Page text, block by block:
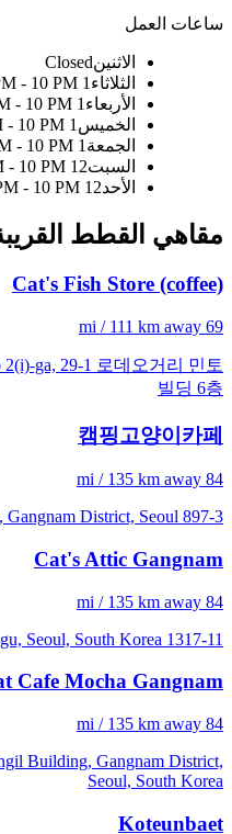
ساعات العمل
الاثنينClosed
الثلاثاء 1 PM - 10 PM
الأربعاء 1 PM - 10 PM
الخميس 1 PM - 10 PM
الجمعة 1 PM - 10 PM
السبت12 PM - 10 PM
الأحد12 PM - 10 PM
مقاهي القطط
Cat's Fish Store (coffee)
69 mi / 111 km away
2(i)-ga, 29-1 로데오거리 민토
빌딩 6층
캠핑고양이카페
84 mi / 135 km away
897-3 Daechi-dong, Gangnam District, Seoul
Cat's Attic Gangnam
84 mi / 135 km away
1317-11 Seocho-dong, Seocho-gu, Seoul, South Korea
Cafe Mocha Gangnam
84 mi / 135 km away
Building, Gangnam District,
Seoul, South Korea
Koteunbaet